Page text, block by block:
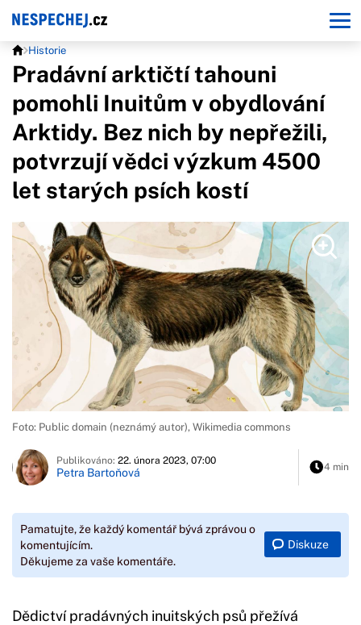
Historie
Pradávní arktičtí tahouni
pomohli Inuitům v obydlování
Arktidy. Bez nich by nepřežili,
potvrzují vědci výzkum 4500
let starých psích kostí
Foto: Public domain (neznámý autor), Wikimedia commons
Publikováno: 22. února 2023, 07:00
Petra Bartoňová 4 min
Pamatujte, že každý komentář bývá zprávou o
komentujícím.
Děkujeme za vaše komentáře.
Diskuze
Dědictví pradávných inuitských psů přežívá